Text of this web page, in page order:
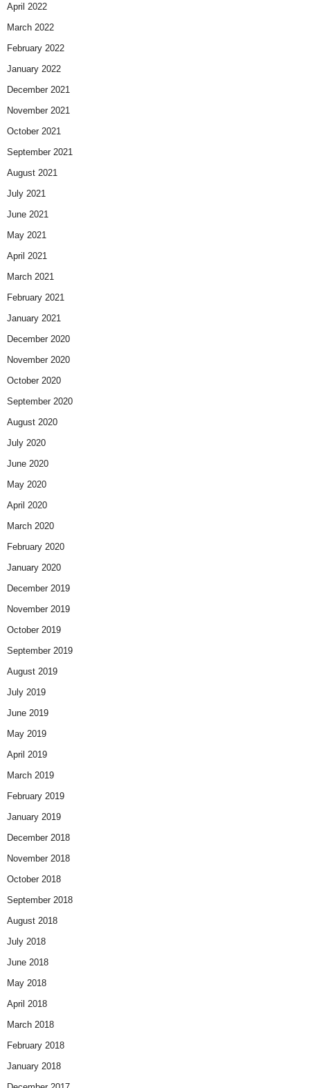
April 2022
March 2022
February 2022
January 2022
December 2021
November 2021
October 2021
September 2021
August 2021
July 2021
June 2021
May 2021
April 2021
March 2021
February 2021
January 2021
December 2020
November 2020
October 2020
September 2020
August 2020
July 2020
June 2020
May 2020
April 2020
March 2020
February 2020
January 2020
December 2019
November 2019
October 2019
September 2019
August 2019
July 2019
June 2019
May 2019
April 2019
March 2019
February 2019
January 2019
December 2018
November 2018
October 2018
September 2018
August 2018
July 2018
June 2018
May 2018
April 2018
March 2018
February 2018
January 2018